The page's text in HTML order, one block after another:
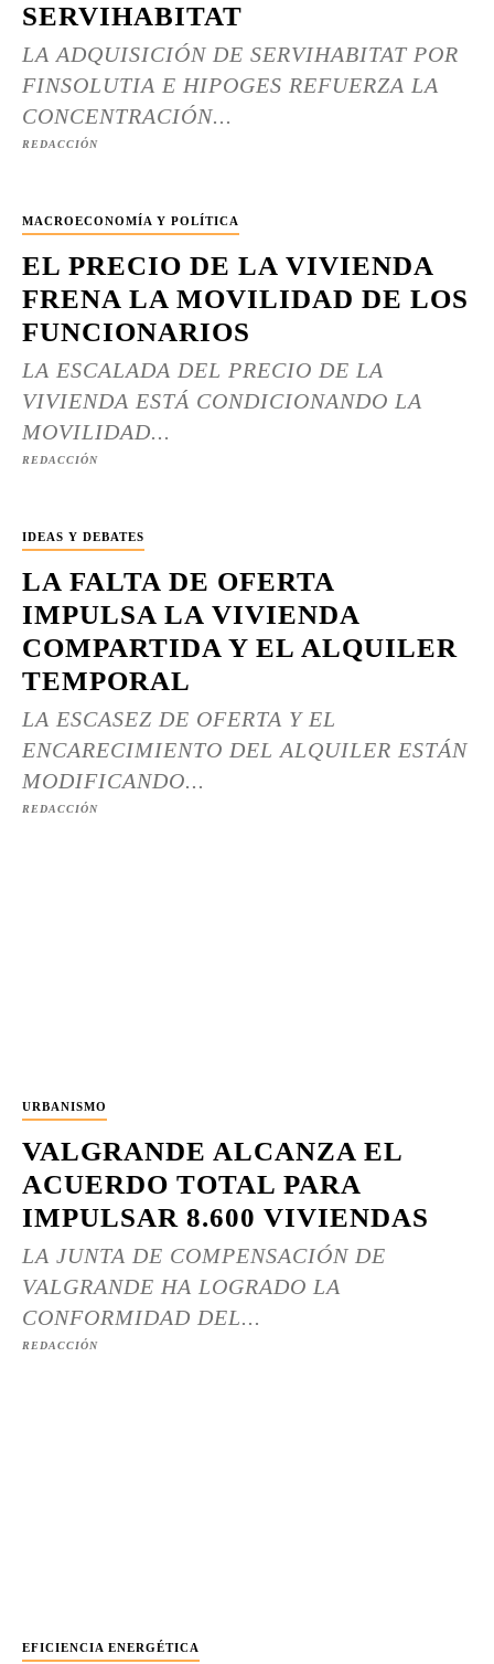
SERVIHABITAT
LA ADQUISICIÓN DE SERVIHABITAT POR
FINSOLUTIA E HIPOGES REFUERZA LA
CONCENTRACIÓN...
REDACCIÓN
MACROECONOMÍA Y POLÍTICA
EL PRECIO DE LA VIVIENDA
FRENA LA MOVILIDAD DE LOS
FUNCIONARIOS
LA ESCALADA DEL PRECIO DE LA
VIVIENDA ESTÁ CONDICIONANDO LA
MOVILIDAD...
REDACCIÓN
IDEAS Y DEBATES
LA FALTA DE OFERTA
IMPULSA LA VIVIENDA
COMPARTIDA Y EL ALQUILER
TEMPORAL
LA ESCASEZ DE OFERTA Y EL
ENCARECIMIENTO DEL ALQUILER ESTÁN
MODIFICANDO...
REDACCIÓN
URBANISMO
VALGRANDE ALCANZA EL
ACUERDO TOTAL PARA
IMPULSAR 8.600 VIVIENDAS
LA JUNTA DE COMPENSACIÓN DE
VALGRANDE HA LOGRADO LA
CONFORMIDAD DEL...
REDACCIÓN
EFICIENCIA ENERGÉTICA